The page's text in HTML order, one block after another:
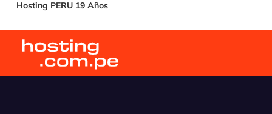
Hosting PERU 19 Años